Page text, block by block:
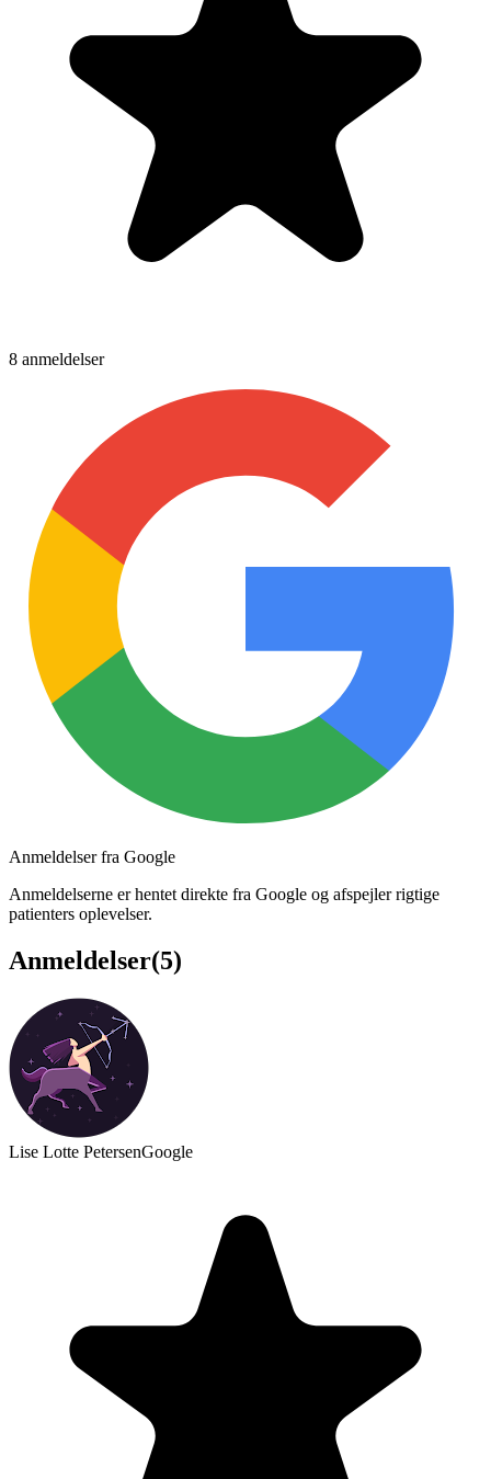
8 anmeldelser
Anmeldelser fra Google
Anmeldelserne er hentet direkte fra Google og afspejler rigtige
patienters oplevelser.
Anmeldelser(5)
Lise Lotte PetersenGoogle